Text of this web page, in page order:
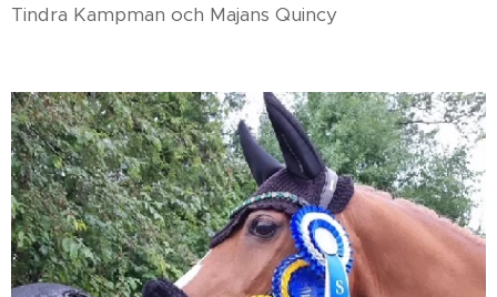
Tindra Kampman och Majans Quincy